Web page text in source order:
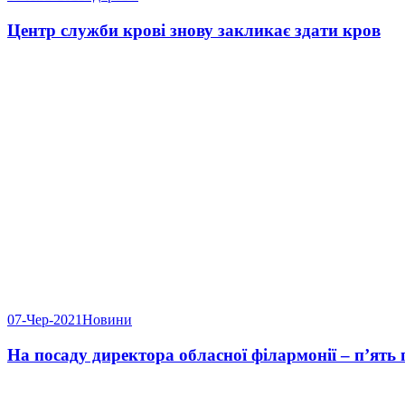
Центр служби крові знову закликає здати кров
07-Чер-2021Новини
На посаду директора обласної філармонії – п’ять